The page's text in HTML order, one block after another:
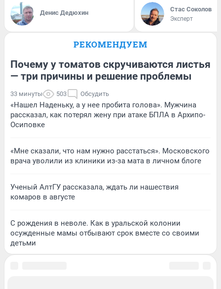
Денис Дедюхин Стас Соколов
Эксперт
РЕКОМЕНДУЕМ
Почему у томатов скручиваются листья
— три причины и решение проблемы
33 минуты 503 Обсудить
«Нашел Наденьку, а у нее пробита голова». Мужчина
рассказал, как потерял жену при атаке БПЛА в Архипо-
Осиповке
«Мне сказали, что нам нужно расстаться». Московского
врача уволили из клиники из-за мата в личном блоге
Ученый АлтГУ рассказала, ждать ли нашествия
комаров в августе
С рождения в неволе. Как в уральской колонии
осужденные мамы отбывают срок вместе со своими
детьми